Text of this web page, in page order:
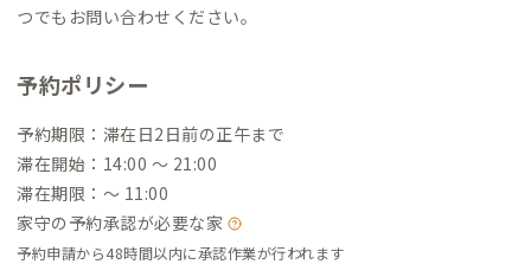
つでもお問い合わせください。
予約ポリシー
予約期限：滞在日2日前の正午まで
滞在開始：14:00 〜 21:00
滞在期限：〜 11:00
家守の予約承認が必要な家
予約申請から48時間以内に承認作業が行われます